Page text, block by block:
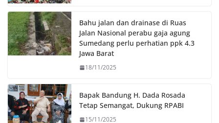
Bahu jalan dan drainase di Ruas
Jalan Nasional perabu gaja agung
Sumedang perlu perhatian ppk 4.3
Jawa Barat
18/11/2025
Bapak Bandung H. Dada Rosada
Tetap Semangat, Dukung RPABI
15/11/2025